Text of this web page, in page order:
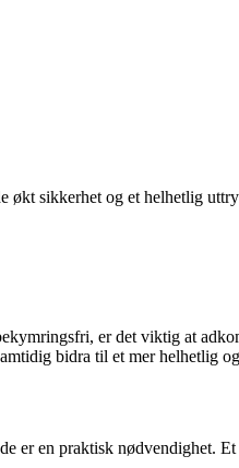
sikkerhet og et helhetlig
er det viktig at
bidra til et mer helhetlig
er en praktisk nødvendighet.